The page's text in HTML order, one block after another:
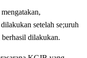
setelah se;uruh
dilakukan.